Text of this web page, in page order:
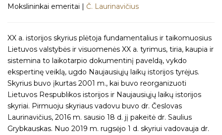
Mokslininkai emeritai | Č. Laurinavičius
XX a. istorijos skyrius plėtoja fundamentalius ir taikomuosius
Lietuvos valstybės ir visuomenės XX a. tyrimus, tiria, kaupia ir
sistemina to laikotarpio dokumentinį paveldą, vykdo
ekspertinę veiklą, ugdo Naujausiųjų laikų istorijos tyrėjus.
Skyrius buvo įkurtas 2001 m., kai buvo reorganizuoti
Lietuvos Respublikos istorijos ir Naujausiųjų laikų istorijos
skyriai. Pirmuoju skyriaus vadovu buvo dr. Česlovas
Laurinavičius, 2016 m. sausio 18 d. jį pakeitė dr. Saulius
Grybkauskas. Nuo 2019 m. rugsėjo 1 d. skyriui vadovauja dr.